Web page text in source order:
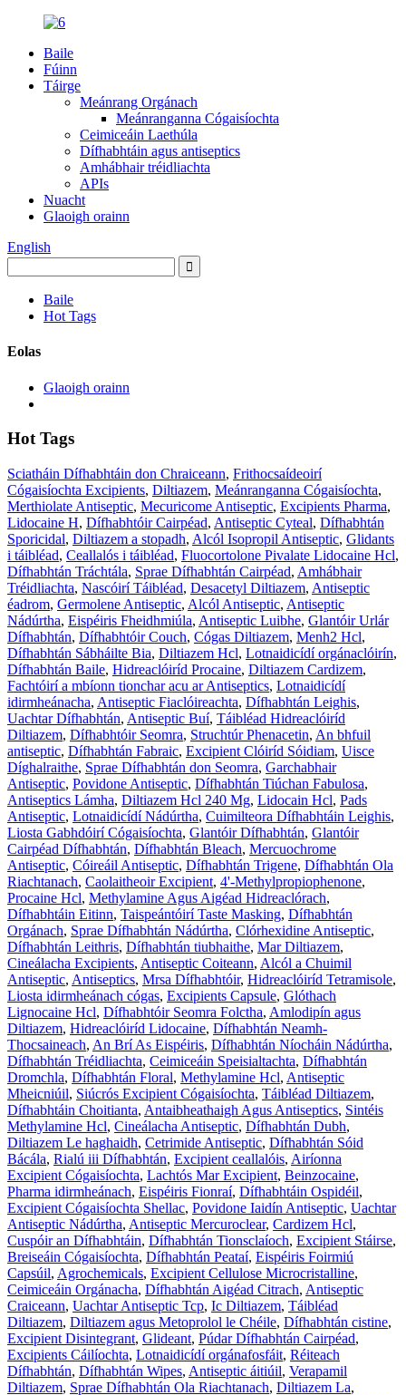
Baile
Fúinn
Táirge
Meánrang Orgánach
Meánranganna Cógaisíochta
Ceimiceáin Laethúla
Dífhabhtáin agus antiseptics
Amhábhair tréidliachta
APIs
Nuacht
Glaoigh orainn
English
Baile
Hot Tags
Eolas
Glaoigh orainn
Hot Tags
Sciatháin Dífhabhtáin don Chraiceann, Frithocsaídeoirí
Cógaisíochta Excipients, Diltiazem, Meánranganna Cógaisíochta,
Merthiolate Antiseptic, Mecuricome Antiseptic, Excipients Pharma,
Lidocaine H, Dífhabhtóir Cairpéad, Antiseptic Cyteal, Dífhabhtán
Sporicidal, Diltiazem a stopadh, Alcól Isopropil Antiseptic, Glidants
i táibléad, Ceallalós i táibléad, Fluocortolone Pivalate Lidocaine Hcl,
Dífhabhtán Tráchtála, Sprae Dífhabhtán Cairpéad, Amhábhair
Tréidliachta, Nascóirí Táibléad, Desacetyl Diltiazem, Antiseptic
éadrom, Germolene Antiseptic, Alcól Antiseptic, Antiseptic
Nádúrtha, Eispéiris Fheidhmiúla, Antiseptic Luibhe, Glantóir Urlár
Dífhabhtán, Dífhabhtóir Couch, Cógas Diltiazem, Menh2 Hcl,
Dífhabhtán Sábháilte Bia, Diltiazem Hcl, Lotnaidicídí orgánaclóirín,
Dífhabhtán Baile, Hidreaclóiríd Procaine, Diltiazem Cardizem,
Fachtóirí a mbíonn tionchar acu ar Antiseptics, Lotnaidicídí
idirmheánacha, Antiseptic Fiaclóireachta, Dífhabhtán Leighis,
Uachtar Dífhabhtán, Antiseptic Buí, Táibléad Hidreaclóiríd
Diltiazem, Dífhabhtóir Seomra, Struchtúr Phenacetin, An bhfuil
antiseptic, Dífhabhtán Fabraic, Excipient Clóiríd Sóidiam, Uisce
Díghalraithe, Sprae Dífhabhtán don Seomra, Garchabhair
Antiseptic, Povidone Antiseptic, Dífhabhtán Tiúchan Fabulosa,
Antiseptics Lámha, Diltiazem Hcl 240 Mg, Lidocain Hcl, Pads
Antiseptic, Lotnaidicídí Nádúrtha, Cuimilteora Dífhabhtáin Leighis,
Liosta Gabhdóirí Cógaisíochta, Glantóir Dífhabhtán, Glantóir
Cairpéad Dífhabhtán, Dífhabhtán Bleach, Mercuochrome
Antiseptic, Cóireáil Antiseptic, Dífhabhtán Trigene, Dífhabhtán Ola
Riachtanach, Caolaitheoir Excipient, 4'-Methylpropiophenone,
Procaine Hcl, Methylamine Agus Aigéad Hidreaclórach,
Dífhabhtáin Eitinn, Taispeántóirí Taste Masking, Dífhabhtán
Orgánach, Sprae Dífhabhtán Nádúrtha, Clórhexidine Antiseptic,
Dífhabhtán Leithris, Dífhabhtán tiubhaithe, Mar Diltiazem,
Cineálacha Excipients, Antiseptic Coiteann, Alcól a Chuimil
Antiseptic, Antiseptics, Mrsa Dífhabhtóir, Hidreaclóiríd Tetramisole,
Liosta idirmheánach cógas, Excipients Capsule, Glóthach
Lignocaine Hcl, Dífhabhtóir Seomra Folctha, Amlodipín agus
Diltiazem, Hidreaclóiríd Lidocaine, Dífhabhtán Neamh-
Thocsaineach, An Brí As Eispéiris, Dífhabhtán Níocháin Nádúrtha,
Dífhabhtán Tréidliachta, Ceimiceáin Speisialtachta, Dífhabhtán
Dromchla, Dífhabhtán Floral, Methylamine Hcl, Antiseptic
Mheicniúil, Siúcrós Excipient Cógaisíochta, Táibléad Diltiazem,
Dífhabhtáin Choitianta, Antaibheathaigh Agus Antiseptics, Sintéis
Methylamine Hcl, Cineálacha Antiseptic, Dífhabhtán Dubh,
Diltiazem Le haghaidh, Cetrimide Antiseptic, Dífhabhtán Sóid
Bácála, Rialú iii Dífhabhtán, Excipient ceallalóis, Airíonna
Excipient Cógaisíochta, Lachtós Mar Excipient, Beinzocaine,
Pharma idirmheánach, Eispéiris Fionraí, Dífhabhtáin Ospidéil,
Excipient Cógaisíochta Shellac, Povidone Iaidín Antiseptic, Uachtar
Antiseptic Nádúrtha, Antiseptic Mercuroclear, Cardizem Hcl,
Cuspóir an Dífhabhtáin, Dífhabhtán Tionsclaíoch, Excipient Stáirse,
Breiseáin Cógaisíochta, Dífhabhtán Peataí, Eispéiris Foirmiú
Capsúil, Agrochemicals, Excipient Cellulose Microcristalline,
Ceimiceáin Orgánacha, Dífhabhtán Aigéad Citrach, Antiseptic
Craiceann, Uachtar Antiseptic Tcp, Ic Diltiazem, Táibléad
Diltiazem, Diltiazem agus Metoprolol le Chéile, Dífhabhtán cistine,
Excipient Disintegrant, Glideant, Púdar Dífhabhtán Cairpéad,
Excipients Cáilíochta, Lotnaidicídí orgánafosfáit, Réiteach
Dífhabhtán, Dífhabhtán Wipes, Antiseptic áitiúil, Verapamil
Diltiazem, Sprae Dífhabhtán Ola Riachtanach, Diltiazem La,